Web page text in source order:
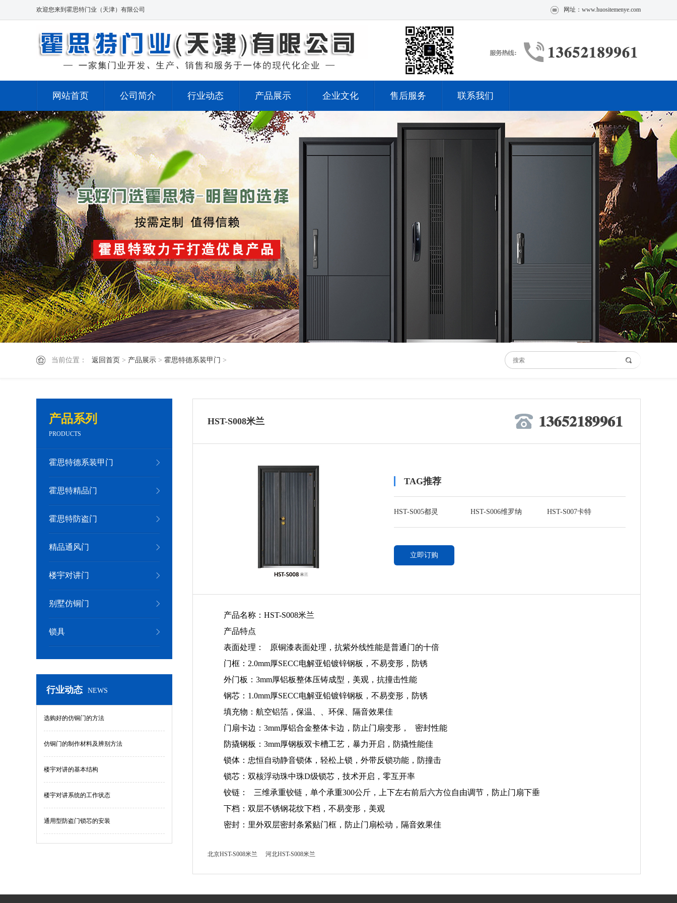
欢迎您来到霍思特门业（天津）有限公司 网址：www.huositemenye.com
网站首页 公司简介 行业动态 产品展示 企业文化 售后服务 联系我们
当前位置： 返回首页 > 产品展示 > 霍思特德系装甲门 >
产品系列
PRODUCTS
霍思特德系装甲门
霍思特精品门
霍思特防盗门
精品通风门
楼宇对讲门
别墅仿铜门
锁具
行业动态 NEWS
选购好的仿铜门的方法
仿铜门的制作材料及辨别方法
楼宇对讲的基本结构
楼宇对讲系统的工作状态
通用型防盗门锁芯的安装
HST-S008米兰
TAG推荐
HST-S005都灵 HST-S006维罗纳 HST-S007卡特
立即订购
产品名称：HST-S008米兰
产品特点
表面处理： 原铜漆表面处理，抗紫外线性能是普通门的十倍
门框：2.0mm厚SECC电解亚铅镀锌钢板，不易变形，防锈
外门板：3mm厚铝板整体压铸成型，美观，抗撞击性能
钢芯：1.0mm厚SECC电解亚铅镀锌钢板，不易变形，防锈
填充物：航空铝箔，保温、、环保、隔音效果佳
门扇卡边：3mm厚铝合金整体卡边，防止门扇变形， 密封性能
防撬钢板：3mm厚钢板双卡槽工艺，暴力开启，防撬性能佳
锁体：忠恒自动静音锁体，轻松上锁，外带反锁功能，防撞击
锁芯：双核浮动珠中珠D级锁芯，技术开启，零互开率
铰链： 三维承重铰链，单个承重300公斤，上下左右前后六方位自由调节，防止门扇下垂
下档：双层不锈钢花纹下档，不易变形，美观
密封：里外双层密封条紧贴门框，防止门扇松动，隔音效果佳
北京HST-S008米兰 河北HST-S008米兰